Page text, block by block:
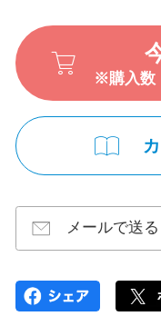
※購入数
メールで送る